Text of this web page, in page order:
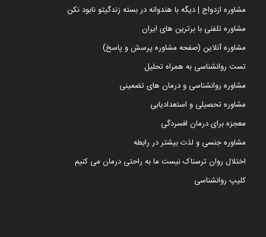
مشاوره ازدواج | دیگه با هندوانه در بسته زندگیتو نابود نکن
مشاوره تلفنی با برترین های ایران
مشاوره آنلاین (صفحه مشاوره پرسش و پاسخ)
تست روانشناسی به همراه تحلیل
مشاوره روانشناسی و درمان های تضمینی
مشاوره تحصیلی و استعدادیابی
معجزه برای درمان افسردگی
مشاوره جنسی و لذت بیشتر در رابطه
اختلال روان ترسناک نیست ما به راحتی درمان می کنیم
کلیپ روانشناسی